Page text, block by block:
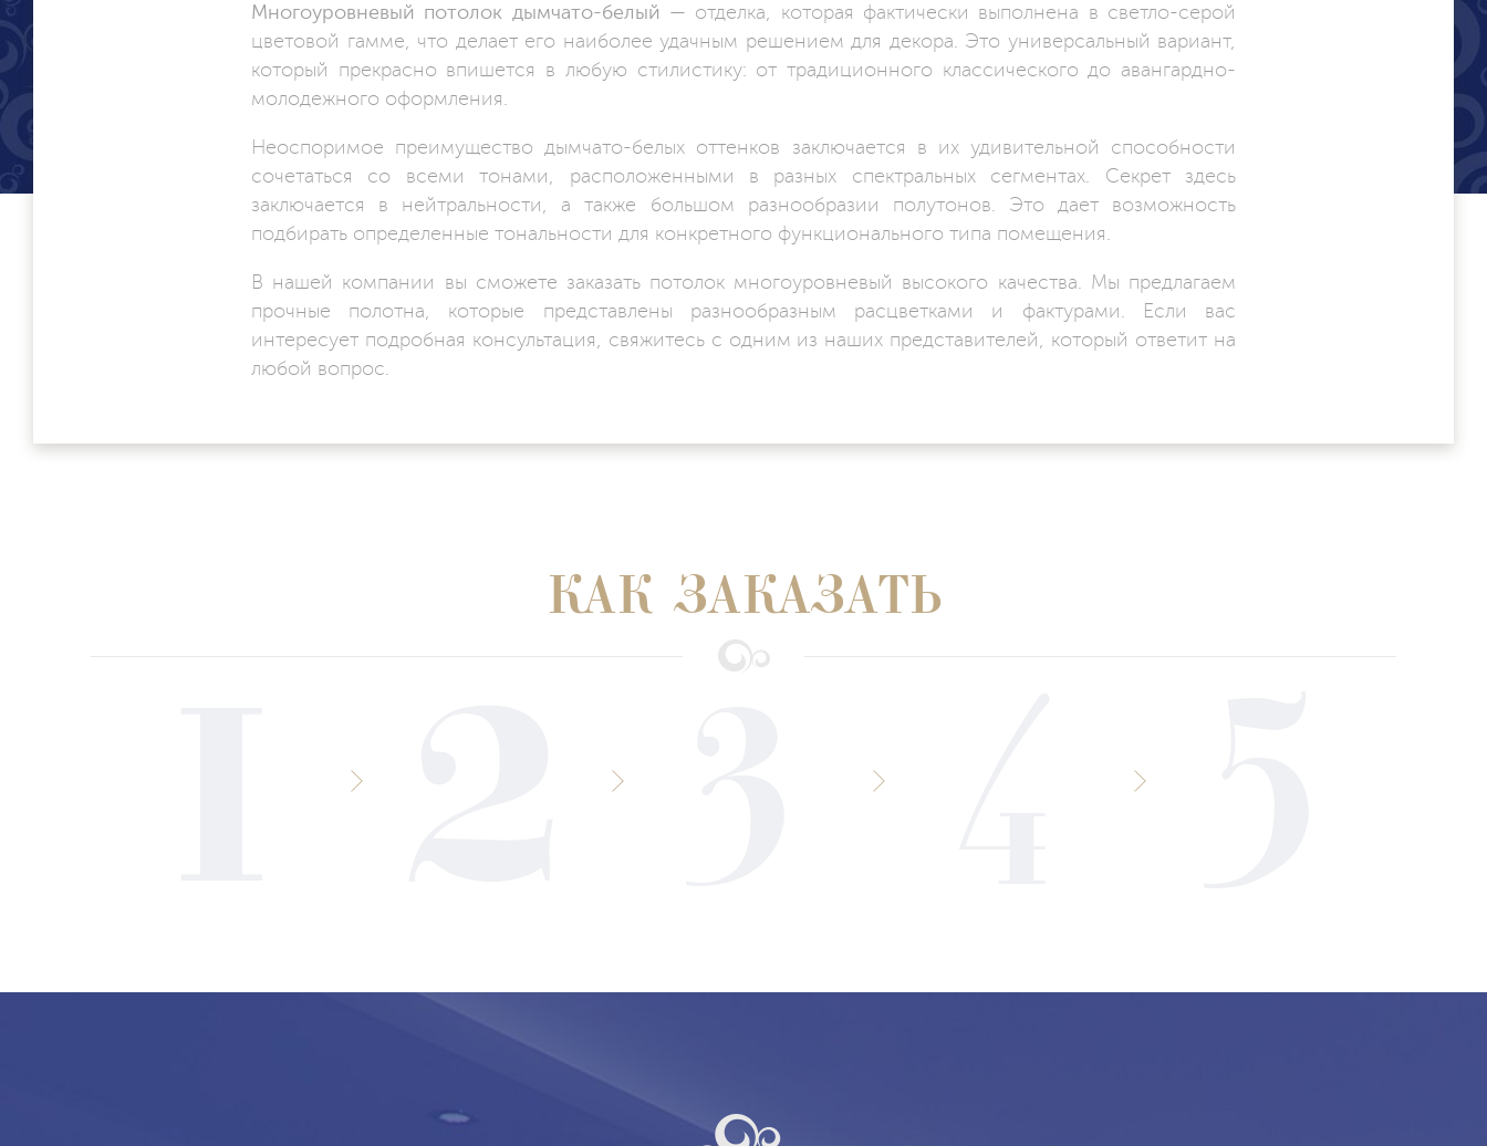
Многоуровневый потолок дымчато-белый — отделка, которая фактически выполнена в светло-серой
цветовой гамме, что делает его наиболее удачным решением для декора. Это универсальный вариант,
который прекрасно впишется в любую стилистику: от традиционного классического до авангардно-
молодежного оформления.
Неоспоримое преимущество дымчато-белых оттенков заключается в их удивительной способности
сочетаться со всеми тонами, расположенными в разных спектральных сегментах. Секрет здесь
заключается в нейтральности, а также большом разнообразии полутонов. Это дает возможность
подбирать определенные тональности для конкретного функционального типа помещения.
В нашей компании вы сможете заказать потолок многоуровневый высокого качества. Мы предлагаем
прочные полотна, которые представлены разнообразным расцветками и фактурами. Если вас
интересует подробная консультация, свяжитесь с одним из наших представителей, который ответит на
любой вопрос.
КАК ЗАКАЗАТЬ